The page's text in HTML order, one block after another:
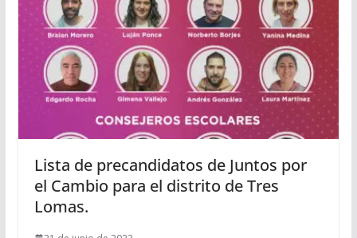
Lista de precandidatos de Juntos por
el Cambio para el distrito de Tres
Lomas.